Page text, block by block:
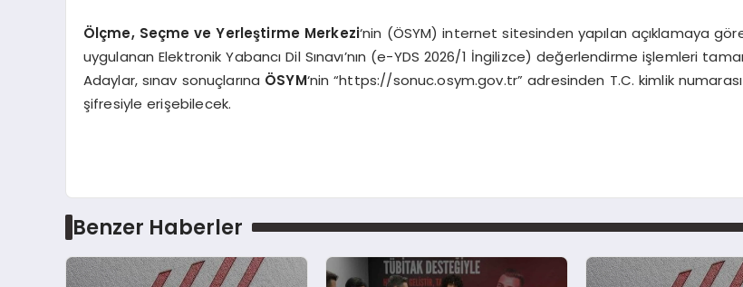
Ölçme, Seçme ve Yerleştirme Merkezi‘nin (ÖSYM) internet sitesinden yapılan açıklamaya
uygulanan Elektronik Yabancı Dil Sınavı’nın (e-YDS 2026/1 İngilizce) değerlendirme işlemleri
Adaylar, sınav sonuçlarına ÖSYM‘nin “https://sonuc.osym.gov.tr” adresinden T.C. kimlik
şifresiyle erişebilecek.
Benzer Haberler